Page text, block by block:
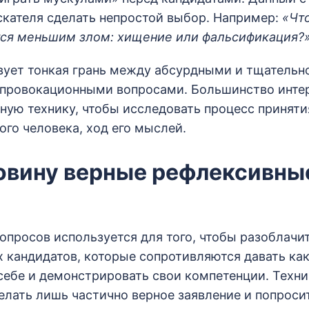
сделать непростой выбор. Например:
меньшим злом: хищение или
тонкая грань между абсурдными и
вопросами. Большинство
технику, чтобы исследовать процесс
человека, ход его мыслей.
верные
используется для того, чтобы
кандидатов, которые сопротивляются давать
и демонстрировать свои компетенции.
лишь частично верное заявление и